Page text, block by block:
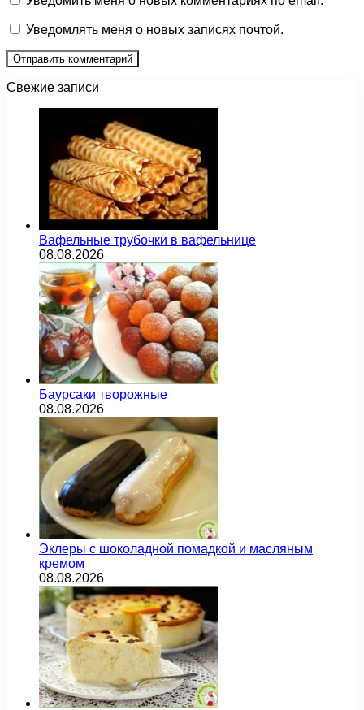
Уведомлять меня о новых записях почтой.
Свежие записи
Вафельные трубочки в вафельнице
08.08.2026
Баурсаки творожные
08.08.2026
Эклеры с шоколадной помадкой и масляным
кремом
08.08.2026